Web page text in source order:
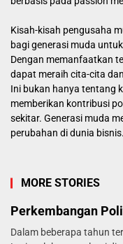
Kisah-kisah pengusaha
bagi generasi muda
Dengan memanfaatkan
dapat meraih cita-cita
Ini bukan hanya tentang
memberikan kontribusi
sekitar. Generasi muda
perubahan di dunia bisnis.
MORE STORIES
Perkembangan
Dalam beberapa tahun